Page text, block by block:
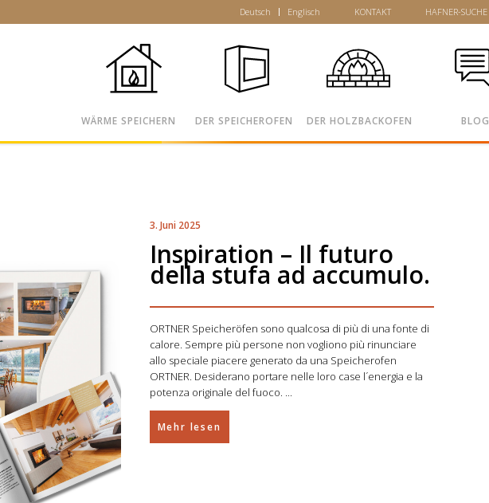
Deutsch Englisch KONTAKT HAFNER-SUCHE
WÄRME SPEICHERN DER SPEICHEROFEN DER HOLZBACKOFEN BLOG
3. Juni 2025
Inspiration – Il futuro
della stufa ad accumulo.
ORTNER Speicheröfen sono qualcosa di più di una fonte di
calore. Sempre più persone non vogliono più rinunciare
allo speciale piacere generato da una Speicherofen
ORTNER. Desiderano portare nelle loro case l´energia e la
potenza originale del fuoco.
Mehr lesen